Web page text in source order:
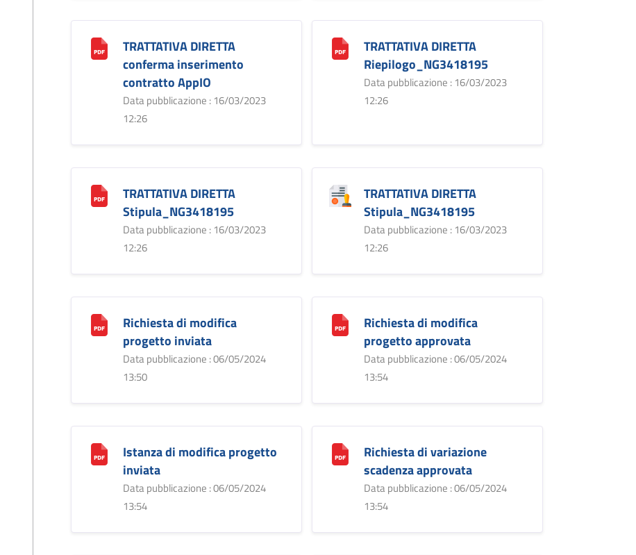
TRATTATIVA DIRETTA
conferma inserimento
contratto AppIO
Data pubblicazione : 16/03/2023
12:26
TRATTATIVA DIRETTA
Riepilogo_NG3418195
Data pubblicazione : 16/03/2023
12:26
TRATTATIVA DIRETTA
Stipula_NG3418195
Data pubblicazione : 16/03/2023
12:26
TRATTATIVA DIRETTA
Stipula_NG3418195
Data pubblicazione : 16/03/2023
12:26
Richiesta di modifica
progetto inviata
Data pubblicazione : 06/05/2024
13:50
Richiesta di modifica
progetto approvata
Data pubblicazione : 06/05/2024
13:54
Istanza di modifica progetto
inviata
Data pubblicazione : 06/05/2024
13:54
Richiesta di variazione
scadenza approvata
Data pubblicazione : 06/05/2024
13:54